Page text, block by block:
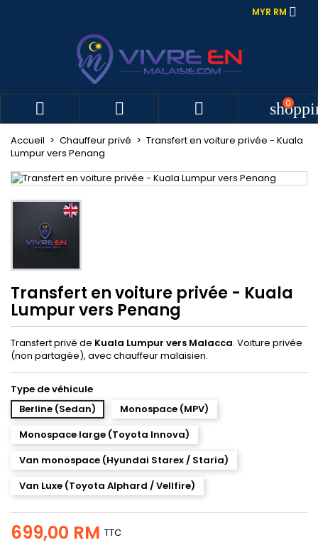
MYR RM 
   0
Accueil Chauffeur privé
Transfert en voiture privée - Kuala
Lumpur vers Penang
Transfert en voiture privée - Kuala
Lumpur vers Penang
Transfert privé de Kuala Lumpur vers Malacca. Voiture privée
(non partagée), avec chauffeur malaisien.
Type de véhicule
Berline (Sedan)
Monospace (MPV)
Monospace large (Toyota Innova)
Van monospace (Hyundai Starex / Staria)
Van Luxe (Toyota Alphard / Vellfire)
699,00 RM TTC